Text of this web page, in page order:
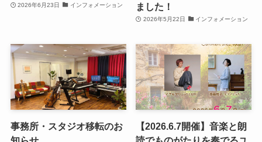
2026年6月23日 インフォメーション
ました！
2026年5月22日 インフォメーション
事務所・スタジオ移転のお
【2026.6.7開催】音楽と朗